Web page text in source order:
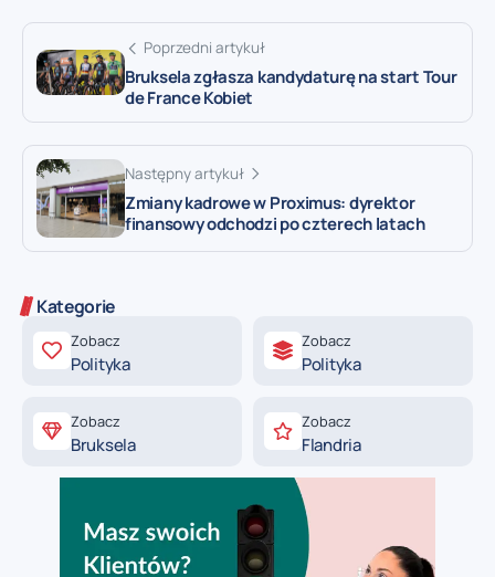
Poprzedni artykuł
Bruksela zgłasza kandydaturę na start Tour
de France Kobiet
Następny artykuł
Zmiany kadrowe w Proximus: dyrektor
finansowy odchodzi po czterech latach
Kategorie
Zobacz
Polityka
Zobacz
Polityka
Zobacz
Bruksela
Zobacz
Flandria